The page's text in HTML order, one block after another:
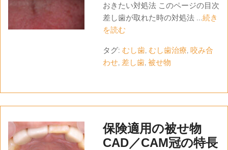
おきたい対処法 このページの目次
差し歯が取れた時の対処法 ...続き
を読む
タグ: むし歯, むし歯治療, 咬み合
わせ, 差し歯, 被せ物
保険適用の被せ物
CAD／CAM冠の特長